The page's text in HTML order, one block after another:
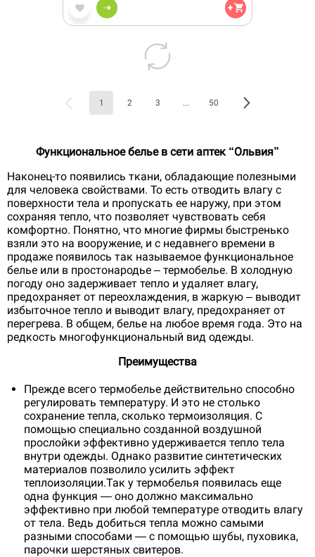
1 2 3 ... 50
Функциональное белье в сети аптек “Ольвия”
Наконец-то появились ткани, обладающие полезными
для человека свойствами. То есть отводить влагу с
поверхности тела и пропускать ее наружу, при этом
сохраняя тепло, что позволяет чувствовать себя
комфортно. Понятно, что многие фирмы быстренько
взяли это на вооружение, и с недавнего времени в
продаже появилось так называемое функциональное
белье или в простонародье – термобелье. В холодную
погоду оно задерживает тепло и удаляет влагу,
предохраняет от переохлаждения, в жаркую – выводит
избыточное тепло и выводит влагу, предохраняет от
перегрева. В общем, белье на любое время года. Это на
редкость многофункциональный вид одежды.
Преимущества
Прежде всего термобелье действительно способно
регулировать температуру. И это не столько
сохранение тепла, сколько термоизоляция. С
помощью специально созданной воздушной
прослойки эффективно удерживается тепло тела
внутри одежды. Однако развитие синтетических
материалов позволило усилить эффект
теплоизоляции.Так у термобелья появилась еще
одна функция — оно должно максимально
эффективно при любой температуре отводить влагу
от тела. Ведь добиться тепла можно самыми
разными способами — с помощью шубы, пуховика,
парочки шерстяных свитеров.